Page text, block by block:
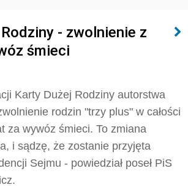
- zwolnienie z
śmieci
Karty Dużej Rodziny autorstwa
rodzin "trzy plus" w całości
za wywóz śmieci. To zmiana
i sądzę, że zostanie przyjęta
Sejmu - powiedział poseł PiS